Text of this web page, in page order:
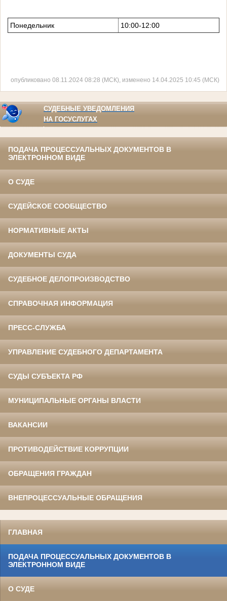
Понедельник 10:00-12:00
опубликовано 08.11.2024 08:28 (МСК), изменено 14.04.2025 10:45 (МСК)
СУДЕБНЫЕ УВЕДОМЛЕНИЯ
НА ГОСУСЛУГАХ
ПОДАЧА ПРОЦЕССУАЛЬНЫХ ДОКУМЕНТОВ В
ЭЛЕКТРОННОМ ВИДЕ
О СУДЕ
СУДЕЙСКОЕ СООБЩЕСТВО
НОРМАТИВНЫЕ АКТЫ
ДОКУМЕНТЫ СУДА
СУДЕБНОЕ ДЕЛОПРОИЗВОДСТВО
СПРАВОЧНАЯ ИНФОРМАЦИЯ
ПРЕСС-СЛУЖБА
УПРАВЛЕНИЕ СУДЕБНОГО ДЕПАРТАМЕНТА
СУДЫ СУБЪЕКТА РФ
МУНИЦИПАЛЬНЫЕ ОРГАНЫ ВЛАСТИ
ВАКАНСИИ
ПРОТИВОДЕЙСТВИЕ КОРРУПЦИИ
ОБРАЩЕНИЯ ГРАЖДАН
ВНЕПРОЦЕССУАЛЬНЫЕ ОБРАЩЕНИЯ
ГЛАВНАЯ
ПОДАЧА ПРОЦЕССУАЛЬНЫХ ДОКУМЕНТОВ В
ЭЛЕКТРОННОМ ВИДЕ
О СУДЕ